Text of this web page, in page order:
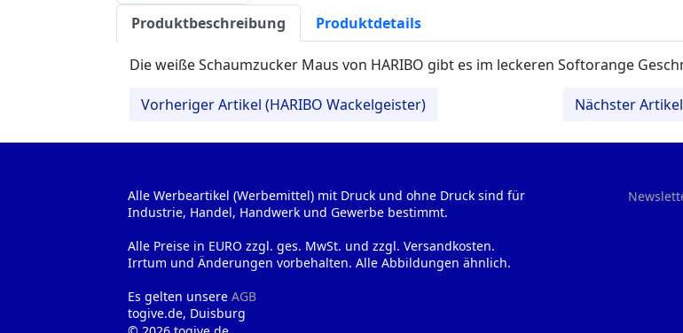
Produktbeschreibung Produktdetails
Die weiße Schaumzucker Maus von HARIBO gibt es im leckeren Softorange
Vorheriger Artikel (HARIBO Wackelgeister) Nächster
Alle Werbeartikel (Werbemittel) mit Druck und ohne Druck sind für
Industrie, Handel, Handwerk und Gewerbe bestimmt.
Alle Preise in EURO zzgl. ges. MwSt. und zzgl. Versandkosten.
Irrtum und Änderungen vorbehalten. Alle Abbildungen ähnlich.
Es gelten unsere AGB
togive.de, Duisburg